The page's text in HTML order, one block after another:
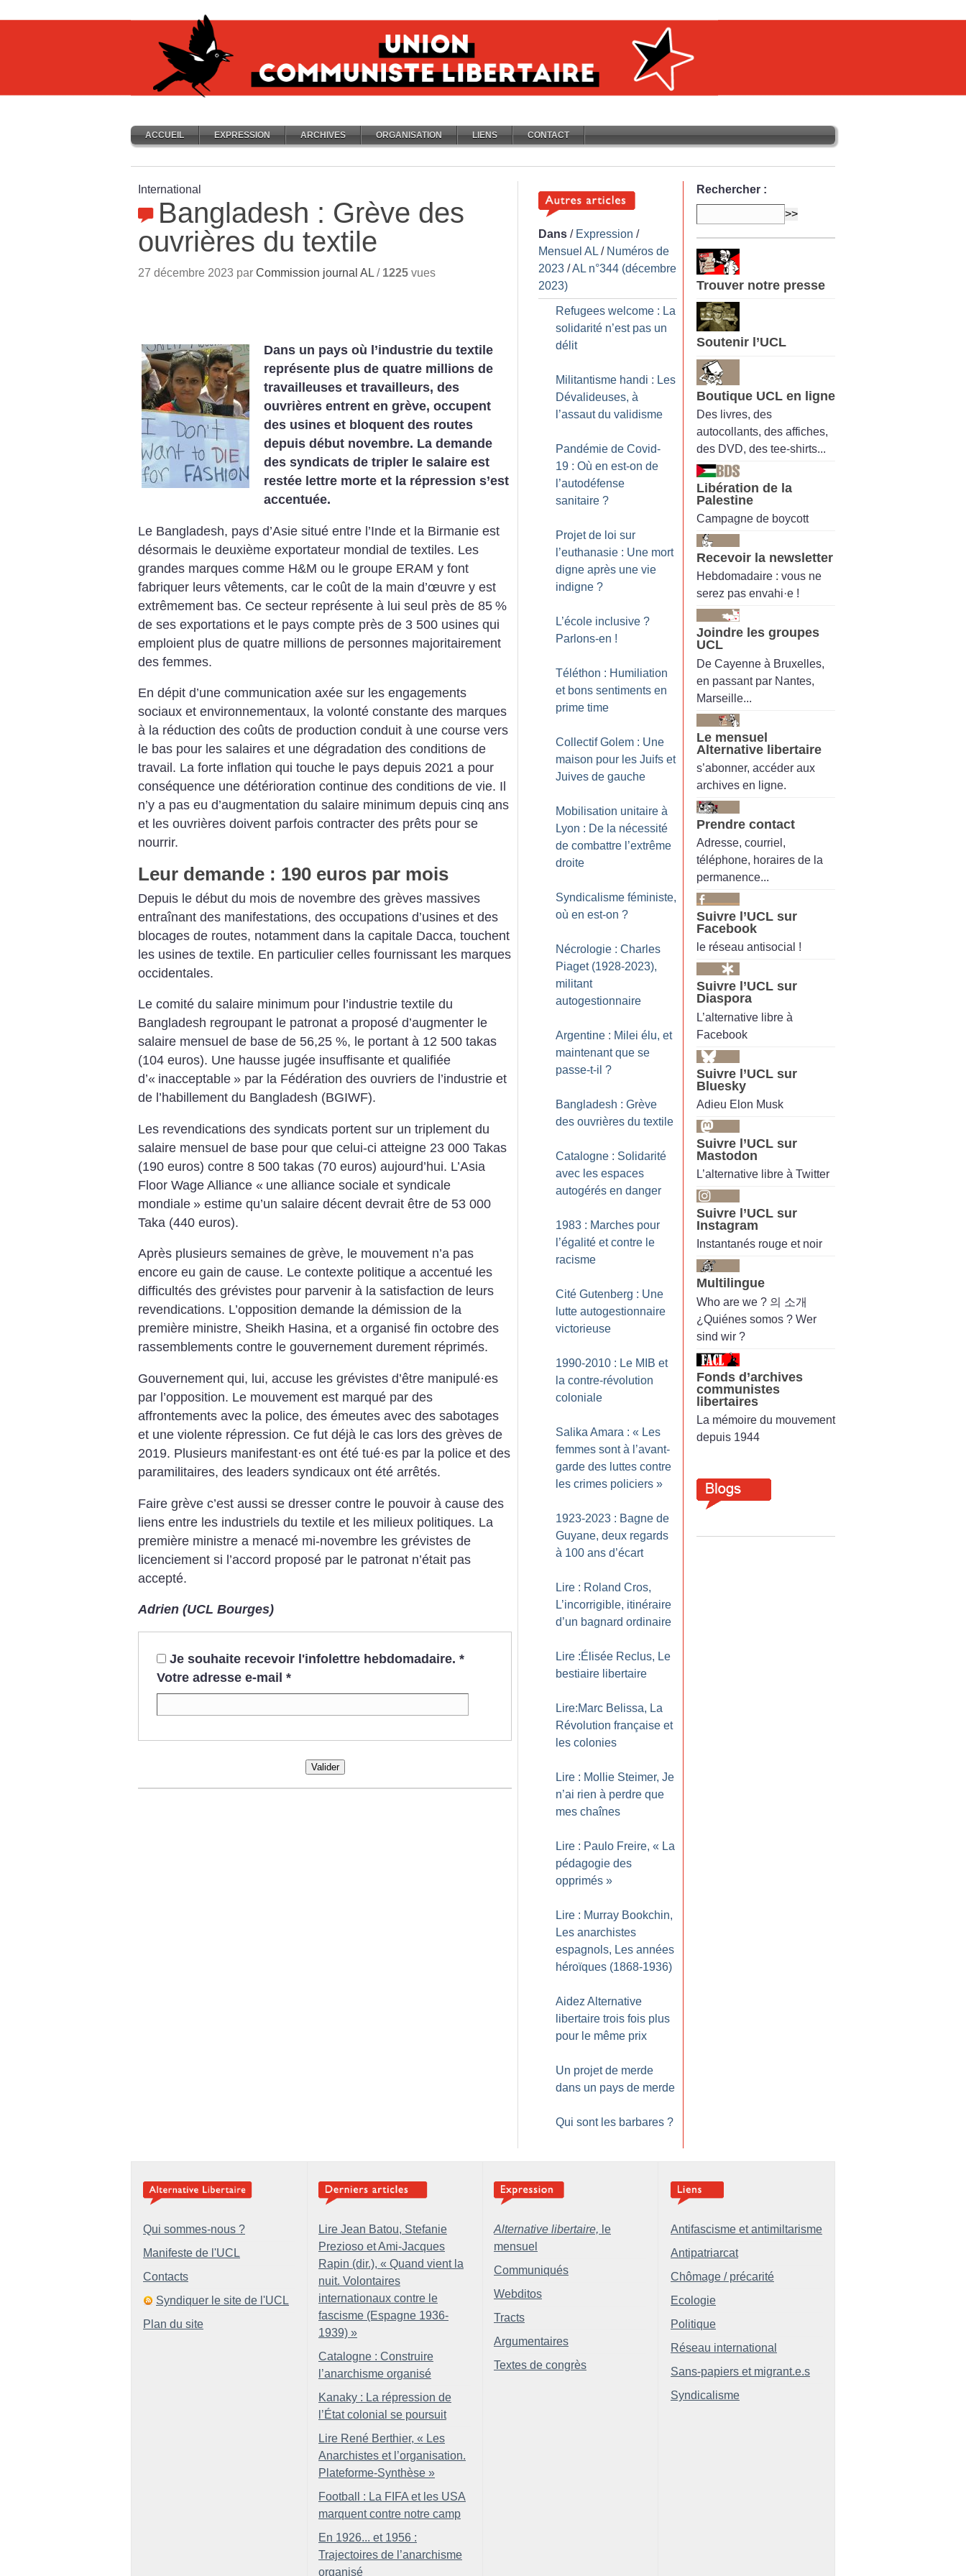
ACCUEIL EXPRESSION ARCHIVES ORGANISATION LIENS CONTACT
International
Bangladesh : Grève des
ouvrières du textile
27 décembre 2023 par Commission journal AL / 1225 vues
Dans un pays où l’industrie du textile
représente plus de quatre millions de
travailleuses et travailleurs, des
ouvrières entrent en grève, occupent
des usines et bloquent des routes
depuis début novembre. La demande
des syndicats de tripler le salaire est
restée lettre morte et la répression s’est
accentuée.
Le Bangladesh, pays d’Asie situé entre l’Inde et la Birmanie est
désormais le deuxième exportateur mondial de textiles. Les
grandes marques comme H&M ou le groupe ERAM y font
fabriquer leurs vêtements, car le coût de la main d’œuvre y est
extrêmement bas. Ce secteur représente à lui seul près de 85 %
de ses exportations et le pays compte près de 3 500 usines qui
emploient plus de quatre millions de personnes majoritairement
des femmes.
En dépit d’une communication axée sur les engagements
sociaux et environnementaux, la volonté constante des marques
à la réduction des coûts de production conduit à une course vers
le bas pour les salaires et une dégradation des conditions de
travail. La forte inflation qui touche le pays depuis 2021 a pour
conséquence une détérioration continue des conditions de vie. Il
n’y a pas eu d’augmentation du salaire minimum depuis cinq ans
et les ouvrières doivent parfois contracter des prêts pour se
nourrir.
Leur demande : 190 euros par mois
Depuis le début du mois de novembre des grèves massives
entraînant des manifestations, des occupations d’usines et des
blocages de routes, notamment dans la capitale Dacca, touchent
les usines de textile. En particulier celles fournissant les marques
occidentales.
Le comité du salaire minimum pour l’industrie textile du
Bangladesh regroupant le patronat a proposé d’augmenter le
salaire mensuel de base de 56,25 %, le portant à 12 500 takas
(104 euros). Une hausse jugée insuffisante et qualifiée
d’« inacceptable » par la Fédération des ouvriers de l’industrie et
de l’habillement du Bangladesh (BGIWF).
Les revendications des syndicats portent sur un triplement du
salaire mensuel de base pour que celui-ci atteigne 23 000 Takas
(190 euros) contre 8 500 takas (70 euros) aujourd’hui. L’Asia
Floor Wage Alliance « une alliance sociale et syndicale
mondiale » estime qu’un salaire décent devrait être de 53 000
Taka (440 euros).
Après plusieurs semaines de grève, le mouvement n’a pas
encore eu gain de cause. Le contexte politique a accentué les
difficultés des grévistes pour parvenir à la satisfaction de leurs
revendications. L’opposition demande la démission de la
première ministre, Sheikh Hasina, et a organisé fin octobre des
rassemblements contre le gouvernement durement réprimés.
Gouvernement qui, lui, accuse les grévistes d’être manipulé·es
par l’opposition. Le mouvement est marqué par des
affrontements avec la police, des émeutes avec des sabotages
et une violente répression. Ce fut déjà le cas lors des grèves de
2019. Plusieurs manifestant·es ont été tué·es par la police et des
paramilitaires, des leaders syndicaux ont été arrêtés.
Faire grève c’est aussi se dresser contre le pouvoir à cause des
liens entre les industriels du textile et les milieux politiques. La
première ministre a menacé mi-novembre les grévistes de
licenciement si l’accord proposé par le patronat n’était pas
accepté.
Adrien (UCL Bourges)
Je souhaite recevoir l'infolettre hebdomadaire. *
Votre adresse e-mail *
Valider
Dans / Expression /
Mensuel AL / Numéros de
2023 /AL n°344 (décembre
2023)
Refugees welcome : La
solidarité n’est pas un
délit
Militantisme handi : Les
Dévalideuses, à
l’assaut du validisme
Pandémie de Covid-
19 : Où en est-on de
l’autodéfense
sanitaire ?
Projet de loi sur
l’euthanasie : Une mort
digne après une vie
indigne ?
L’école inclusive ?
Parlons-en !
Téléthon : Humiliation
et bons sentiments en
prime time
Collectif Golem : Une
maison pour les Juifs et
Juives de gauche
Mobilisation unitaire à
Lyon : De la nécessité
de combattre l’extrême
droite
Syndicalisme féministe,
où en est-on ?
Nécrologie : Charles
Piaget (1928-2023),
militant
autogestionnaire
Argentine : Milei élu, et
maintenant que se
passe-t-il ?
Bangladesh : Grève
des ouvrières du textile
Catalogne : Solidarité
avec les espaces
autogérés en danger
1983 : Marches pour
l’égalité et contre le
racisme
Cité Gutenberg : Une
lutte autogestionnaire
victorieuse
1990-2010 : Le MIB et
la contre-révolution
coloniale
Salika Amara : « Les
femmes sont à l’avant-
garde des luttes contre
les crimes policiers »
1923-2023 : Bagne de
Guyane, deux regards
à 100 ans d’écart
Lire : Roland Cros,
L’incorrigible, itinéraire
d’un bagnard ordinaire
Lire :Élisée Reclus, Le
bestiaire libertaire
Lire:Marc Belissa, La
Révolution française et
les colonies
Lire : Mollie Steimer, Je
n’ai rien à perdre que
mes chaînes
Lire : Paulo Freire, « La
pédagogie des
opprimés »
Lire : Murray Bookchin,
Les anarchistes
espagnols, Les années
héroïques (1868-1936)
Aidez Alternative
libertaire trois fois plus
pour le même prix
Un projet de merde
dans un pays de merde
Qui sont les barbares ?
Rechercher :
Trouver notre presse
Soutenir l’UCL
Boutique UCL en ligne
Des livres, des
autocollants, des affiches,
des DVD, des tee-shirts...
Libération de la
Palestine
Campagne de boycott
Recevoir la newsletter
Hebdomadaire : vous ne
serez pas envahi·e !
Joindre les groupes
UCL
De Cayenne à Bruxelles,
en passant par Nantes,
Marseille...
Le mensuel
Alternative libertaire
s’abonner, accéder aux
archives en ligne.
Prendre contact
Adresse, courriel,
téléphone, horaires de la
permanence...
Suivre l’UCL sur
Facebook
le réseau antisocial !
Suivre l’UCL sur
Diaspora
L’alternative libre à
Facebook
Suivre l’UCL sur
Bluesky
Adieu Elon Musk
Suivre l’UCL sur
Mastodon
L’alternative libre à Twitter
Suivre l’UCL sur
Instagram
Instantanés rouge et noir
Multilingue
Who are we ? 의 소개
¿Quiénes somos ? Wer
sind wir ?
Fonds d’archives
communistes
libertaires
La mémoire du mouvement
depuis 1944
Qui sommes-nous ?
Manifeste de l'UCL
Contacts
Syndiquer le site de l'UCL
Plan du site
Lire Jean Batou, Stefanie
Prezioso et Ami-Jacques
Rapin (dir.), « Quand vient la
nuit. Volontaires
internationaux contre le
fascisme (Espagne 1936-
1939) »
Catalogne : Construire
l’anarchisme organisé
Kanaky : La répression de
l’État colonial se poursuit
Lire René Berthier, « Les
Anarchistes et l’organisation.
Plateforme-Synthèse »
Football : La FIFA et les USA
marquent contre notre camp
En 1926... et 1956 :
Trajectoires de l’anarchisme
organisé
Alternative libertaire, le
mensuel
Communiqués
Webditos
Tracts
Argumentaires
Textes de congrès
Antifascisme et antimiltarisme
Antipatriarcat
Chômage / précarité
Ecologie
Politique
Réseau international
Sans-papiers et migrant.e.s
Syndicalisme